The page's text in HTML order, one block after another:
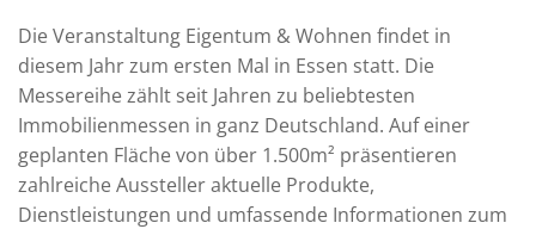
Die Veranstaltung Eigentum & Wohnen findet in
diesem Jahr zum ersten Mal in Essen statt. Die
Messereihe zählt seit Jahren zu beliebtesten
Immobilienmessen in ganz Deutschland. Auf einer
geplanten Fläche von über 1.500m² präsentieren
zahlreiche Aussteller aktuelle Produkte,
Dienstleistungen und umfassende Informationen zum